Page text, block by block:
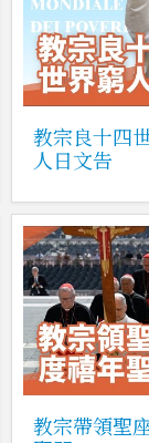
教宗良十四
人日文告
教宗帶領聖